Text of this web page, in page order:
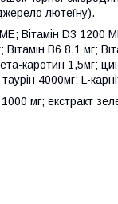
лютеїну).
Вітамін D3 1200
В6 8,1 мг;
каротин 1,5мг;
4000мг; L-
мг; екстракт